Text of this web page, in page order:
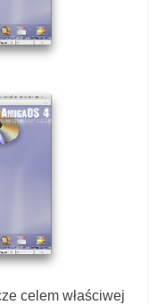
celem właściwej